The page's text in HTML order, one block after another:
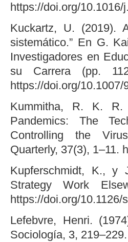
https://doi.org/10.1016/
Kuckartz, U. (2019).
sistemático.” En G.
Investigadores en
su Carrera (pp.
https://doi.org/
Kummitha, R. K. R.
Pandemics: The
Controlling the
Quarterly, 37(3), 1–11.
Kupferschmidt, K., y
Strategy Work
https://doi.org/
Lefebvre, Henri.
Sociología, 3,